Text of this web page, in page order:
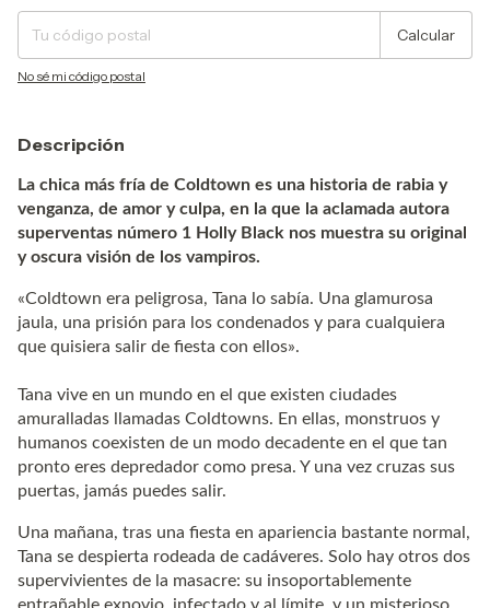
Calcular
No sé mi código postal
Descripción
La chica más fría de Coldtown es una historia de rabia y
venganza, de amor y culpa, en la que la aclamada autora
superventas número 1 Holly Black nos muestra su original
y oscura visión de los vampiros.
«Coldtown era peligrosa, Tana lo sabía. Una glamurosa
jaula, una prisión para los condenados y para cualquiera
que quisiera salir de fiesta con ellos».
Tana vive en un mundo en el que existen ciudades
amuralladas llamadas Coldtowns. En ellas, monstruos y
humanos coexisten de un modo decadente en el que tan
pronto eres depredador como presa. Y una vez cruzas sus
puertas, jamás puedes salir.
Una mañana, tras una fiesta en apariencia bastante normal,
Tana se despierta rodeada de cadáveres. Solo hay otros dos
supervivientes de la masacre: su insoportablemente